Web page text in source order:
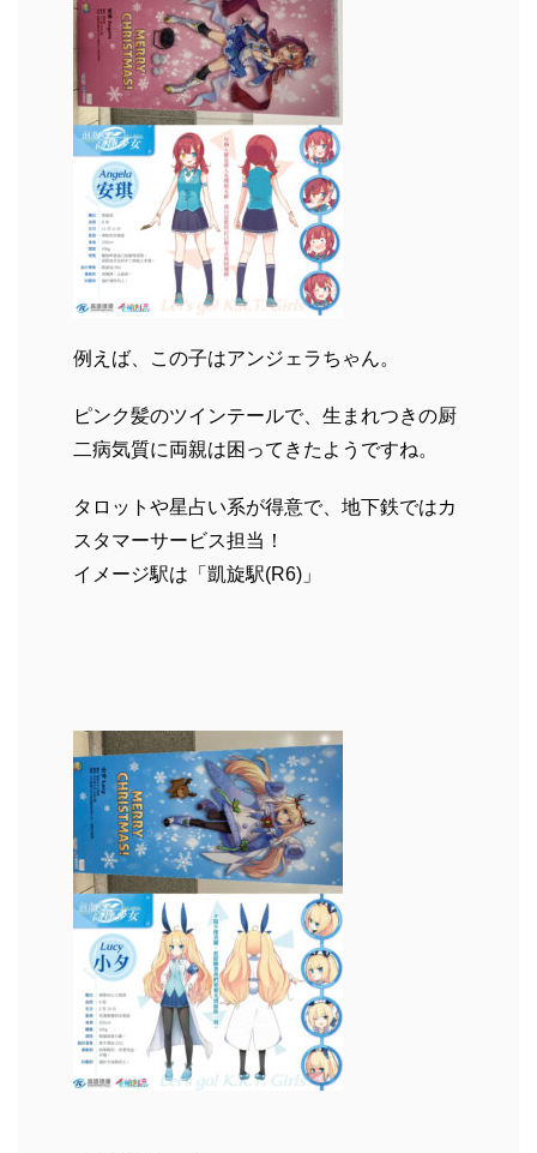
例えば、この子はアンジェラちゃん。
ピンク髪のツインテールで、生まれつきの厨
二病気質に両親は困ってきたようですね。
タロットや星占い系が得意で、地下鉄ではカ
スタマーサービス担当！
イメージ駅は「凱旋駅(R6)」